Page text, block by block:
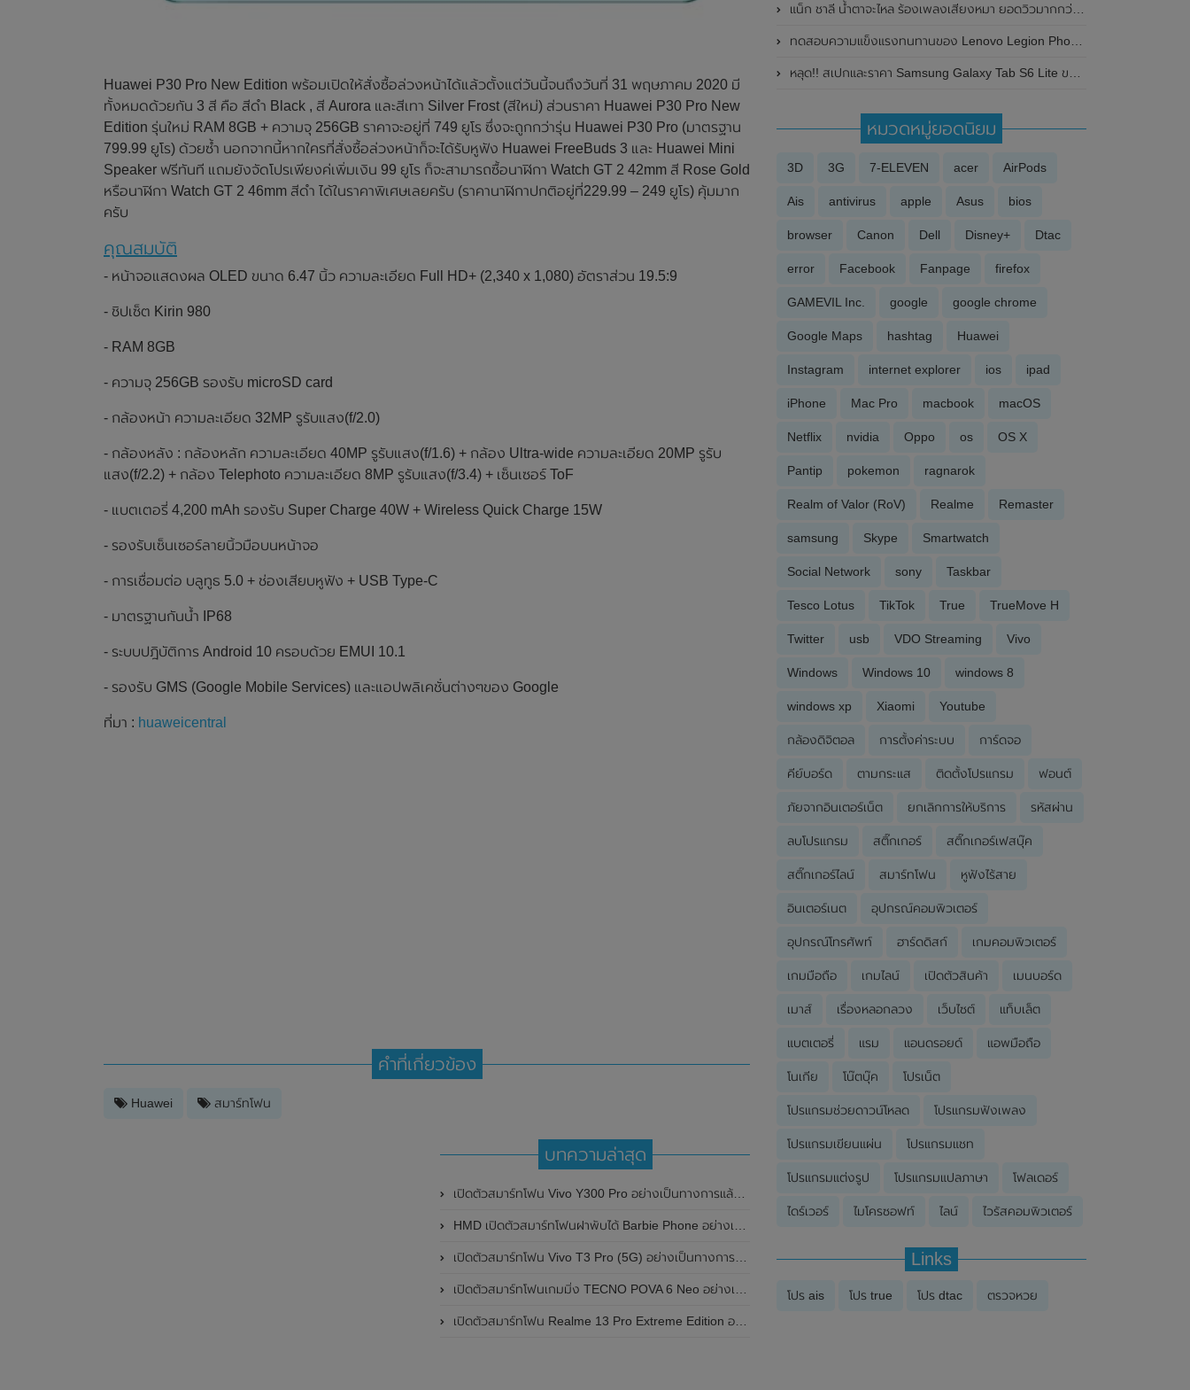
Huawei P30 Pro New Edition พร้อมเปิดให้สั่งซื้อล่วงหน้าได้แล้วตั้งแต่วันนี้จนถึงวันที่ 31 พฤษภาคม 2020 มี
ทั้งหมดด้วยกัน 3 สี คือ สีดำ Black , สี Aurora และสีเทา Silver Frost (สีใหม่) ส่วนราคา Huawei P30 Pro New
Edition รุ่นใหม่ RAM 8GB + ความจุ 256GB ราคาจะอยู่ที่ 749 ยูโร ซึ่งจะถูกกว่ารุ่น Huawei P30 Pro (มาตรฐาน
799.99 ยูโร) ด้วยซ้ำ นอกจากนี้หากใครที่สั่งซื้อล่วงหน้าก็จะได้รับหูฟัง Huawei FreeBuds 3 และ Huawei Mini
Speaker ฟรีทันที แถมยังจัดโปรเพียงค่เพิ่มเงิน 99 ยูโร ก็จะสามารถซื้อนาฬิกา Watch GT 2 42mm สี Rose Gold
หรือนาฬิกา Watch GT 2 46mm สีดำ ได้ในราคาพิเศษเลยครับ (ราคานาฬิกาปกติอยู่ที่229.99 – 249 ยูโร) คุ้มมาก
ครับ
คุณสมบัติ
- หน้าจอแสดงผล OLED ขนาด 6.47 นิ้ว ความละเอียด Full HD+ (2,340 x 1,080) อัตราส่วน 19.5:9
- ชิปเซ็ต Kirin 980
- RAM 8GB
- ความจุ 256GB รองรับ microSD card
- กล้องหน้า ความละเอียด 32MP รูรับแสง(f/2.0)
- กล้องหลัง : กล้องหลัก ความละเอียด 40MP รูรับแสง(f/1.6) + กล้อง Ultra-wide ความละเอียด 20MP รูรับ
แสง(f/2.2) + กล้อง Telephoto ความละเอียด 8MP รูรับแสง(f/3.4) + เซ็นเซอร์ ToF
- แบตเตอรี่ 4,200 mAh รองรับ Super Charge 40W + Wireless Quick Charge 15W
- รองรับเซ็นเซอร์ลายนิ้วมือบนหน้าจอ
- การเชื่อมต่อ บลูทูธ 5.0 + ช่องเสียบหูฟัง + USB Type-C
- มาตรฐานกันน้ำ IP68
- ระบบปฎิบัติการ Android 10 ครอบด้วย EMUI 10.1
- รองรับ GMS (Google Mobile Services) และแอปพลิเคชั่นต่างๆของ Google
ที่มา : huaweicentral
คำที่เกี่ยวข้อง
Huawei สมาร์ทโฟน
บทความล่าสุด
เปิดตัวสมาร์ทโฟน Vivo Y300 Pro อย่างเป็นทางการแล้วในประเทศจีน มาพร้อมดีไซน์พรีเมี่ยม ทนทาน และแบตเตอรี่สุดอึดขนาดใหญ่ 6,500mAh พร้อมรองรับการชาร์จไว 80W
HMD เปิดตัวสมาร์ทโฟนฝาพับได้ Barbie Phone อย่างเป็นทางการแล้ว มาพร้อมธีมสีชมพูสดใส
เปิดตัวสมาร์ทโฟน Vivo T3 Pro (5G) อย่างเป็นทางการแล้วในประเทศอินเดีย
เปิดตัวสมาร์ทโฟนเกมมิ่ง TECNO POVA 6 Neo อย่างเป็นทางการแล้วในประเทศไทย ในราคา 8,499 บาท
เปิดตัวสมาร์ทโฟน Realme 13 Pro Extreme Edition อย่างเป็นทางการแล้วในประเทศจีน
แน็ก ชาลี น้ำตาจะไหล ร้องเพลงเสียงหมา ยอดวิวมากกว่าเพลงตัวเอง
ทดสอบความแข็งแรงทนทานของ Lenovo Legion Phone Duel 2 จาก JerryRigEverything พบว่าหักง่ายมาก
หลุด!! สเปกและราคา Samsung Galaxy Tab S6 Lite ของประเทศอังกฤษ
หมวดหมู่ยอดนิยม
3D 3G 7-ELEVEN acer AirPods
Ais antivirus apple Asus bios
browser Canon Dell Disney+ Dtac
error Facebook Fanpage firefox
GAMEVIL Inc. google google chrome
Google Maps hashtag Huawei
Instagram internet explorer ios ipad
iPhone Mac Pro macbook macOS
Netflix nvidia Oppo os OS X
Pantip pokemon ragnarok
Realm of Valor (RoV) Realme Remaster
samsung Skype Smartwatch
Social Network sony Taskbar
Tesco Lotus TikTok True TrueMove H
Twitter usb VDO Streaming Vivo
Windows Windows 10 windows 8
windows xp Xiaomi Youtube
กล้องดิจิตอล การตั้งค่าระบบ การ์ดจอ
คีย์บอร์ด ตามกระแส ติดตั้งโปรแกรม ฟอนต์
ภัยจากอินเตอร์เน็ต ยกเลิกการให้บริการ รหัสผ่าน
ลบโปรแกรม สติ๊กเกอร์ สติ๊กเกอร์เฟสบุ๊ค
สติ๊กเกอร์ไลน์ สมาร์ทโฟน หูฟังไร้สาย
อินเตอร์เนต อุปกรณ์คอมพิวเตอร์
อุปกรณ์โทรศัพท์ ฮาร์ดดิสก์ เกมคอมพิวเตอร์
เกมมือถือ เกมไลน์ เปิดตัวสินค้า เมนบอร์ด
เมาส์ เรื่องหลอกลวง เว็บไซต์ แท็บเล็ต
แบตเตอรี่ แรม แอนดรอยด์ แอพมือถือ
โนเกีย โน๊ตบุ๊ค โปรเน็ต
โปรแกรมช่วยดาวน์โหลด โปรแกรมฟังเพลง
โปรแกรมเขียนแผ่น โปรแกรมแชท
โปรแกรมแต่งรูป โปรแกรมแปลภาษา โฟลเดอร์
ไดร์เวอร์ ไมโครซอฟท์ ไลน์ ไวรัสคอมพิวเตอร์
Links
โปร ais โปร true โปร dtac ตรวจหวย